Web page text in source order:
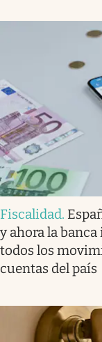
Fiscalidad.
y ahora la
todos los
cuentas del país